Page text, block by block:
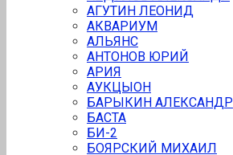
АГУТИН ЛЕОНИД
АКВАРИУМ
АЛЬЯНС
АНТОНОВ ЮРИЙ
АРИЯ
АУКЦЫОН
БАРЫКИН АЛЕКСАНДР
БАСТА
БИ-2
БОЯРСКИЙ МИХАИЛ